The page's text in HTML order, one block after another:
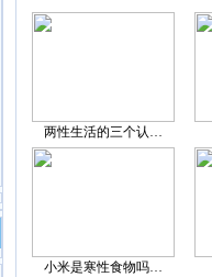
两性生活的三个认…
小米是寒性食物吗…